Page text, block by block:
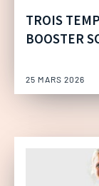
TROIS
BOOSTER
25 MARS 2026